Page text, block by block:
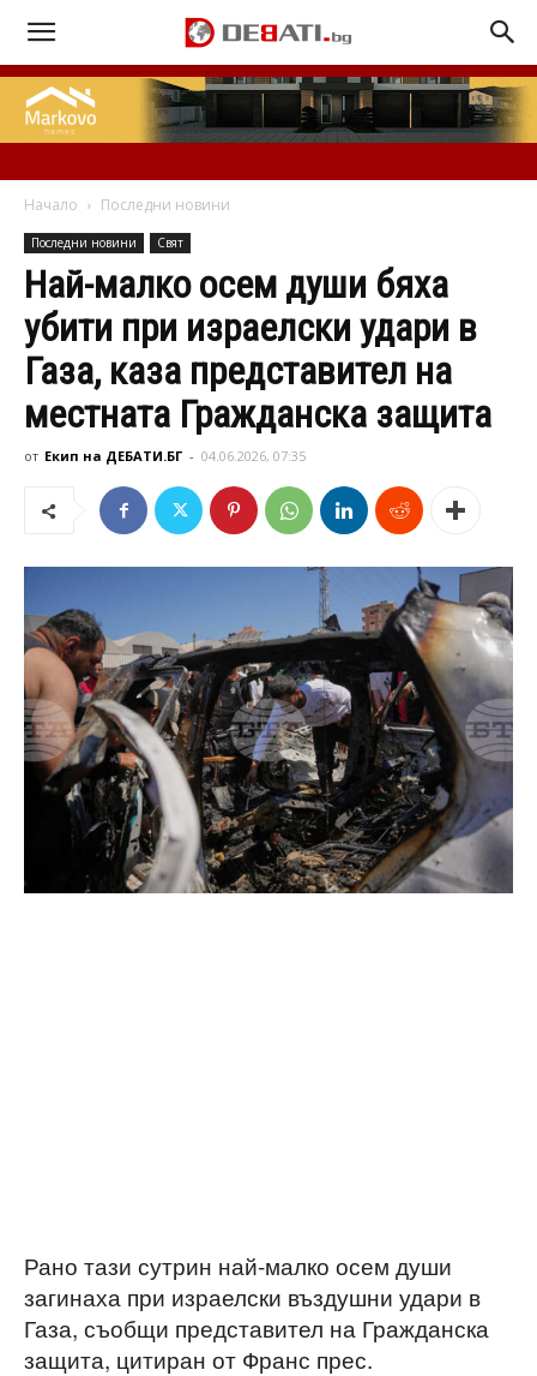
Начало Последни новини
Последни новини Свят
Най-малко осем души бяха
убити при израелски удари в
Газа, каза представител на
местната Гражданска защита
от Екип на ДЕБАТИ.БГ - 04.06.2026, 07:35
Рано тази сутрин най-малко осем души
загинаха при израелски въздушни удари в
Газа, съобщи представител на Гражданска
защита, цитиран от Франс прес.